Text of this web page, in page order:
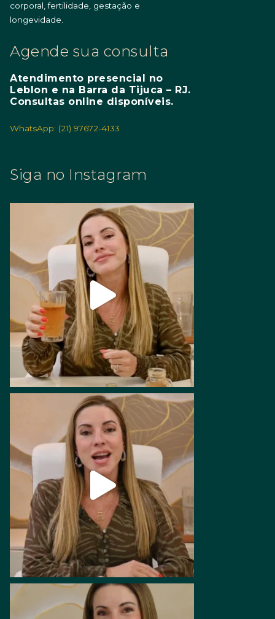
corporal, fertilidade, gestação e
longevidade.
Agende sua consulta
Atendimento presencial no
Leblon e na Barra da Tijuca – RJ.
Consultas online disponíveis.
WhatsApp: (21) 97672-4133
Siga no Instagram